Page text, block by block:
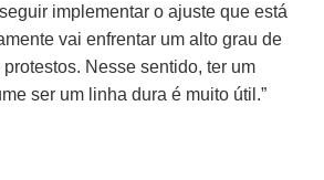
implementar o ajuste que está
vai enfrentar um alto grau de
Nesse sentido, ter um
ser um linha dura é muito útil.”